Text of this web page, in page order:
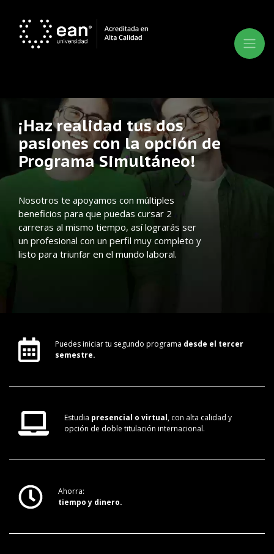
¡Haz realidad tus dos
pasiones con la opción de
Programa Simultáneo!
Nosotros te apoyamos con múltiples
beneficios para que puedas cursar 2
carreras al mismo tiempo, así lograrás ser
un profesional con un perfil muy completo y
listo para triunfar en el mundo laboral.
Puedes iniciar tu segundo programa desde el tercer
semestre.
Estudia presencial o virtual, con alta calidad y
opción de doble titulación internacional.
Ahorra:
tiempo y dinero.